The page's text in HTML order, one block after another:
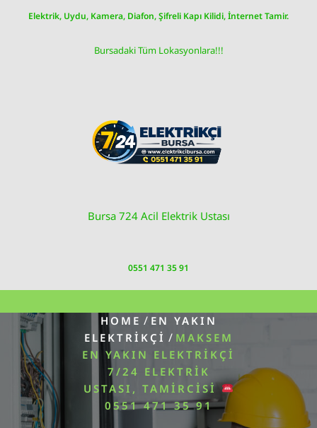
Elektrik, Uydu, Kamera, Diafon, Şifreli Kapı Kilidi, İnternet Tamir.
Bursadaki Tüm Lokasyonlara!!!
Bursa 724 Acil Elektrik Ustası
0551 471 35 91
HOME / EN YAKIN
ELEKTRIKÇI / MAKSEM
EN YAKIN ELEKTRIKÇI
7/24 ELEKTRIK
USTASI, TAMIRCISI
0551 471 35 91